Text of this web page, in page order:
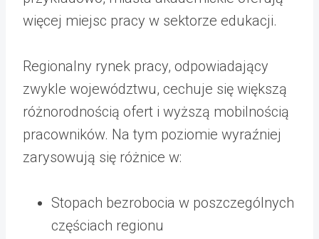
więcej miejsc pracy w sektorze edukacji.
Regionalny rynek pracy, odpowiadający
zwykle województwu, cechuje się większą
różnorodnością ofert i wyższą mobilnością
pracowników. Na tym poziomie wyraźniej
zarysowują się różnice w:
Stopach bezrobocia w poszczególnych
częściach regionu